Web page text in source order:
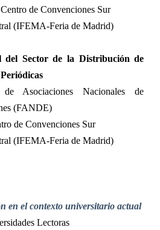
Centro de Convenciones Sur
(IFEMA-Feria de Madrid)
Sector de la Distribución de
de Asociaciones Nacionales de
(FANDE)
de Convenciones Sur
(IFEMA-Feria de Madrid)
en el contexto universitario actual
Lectoras